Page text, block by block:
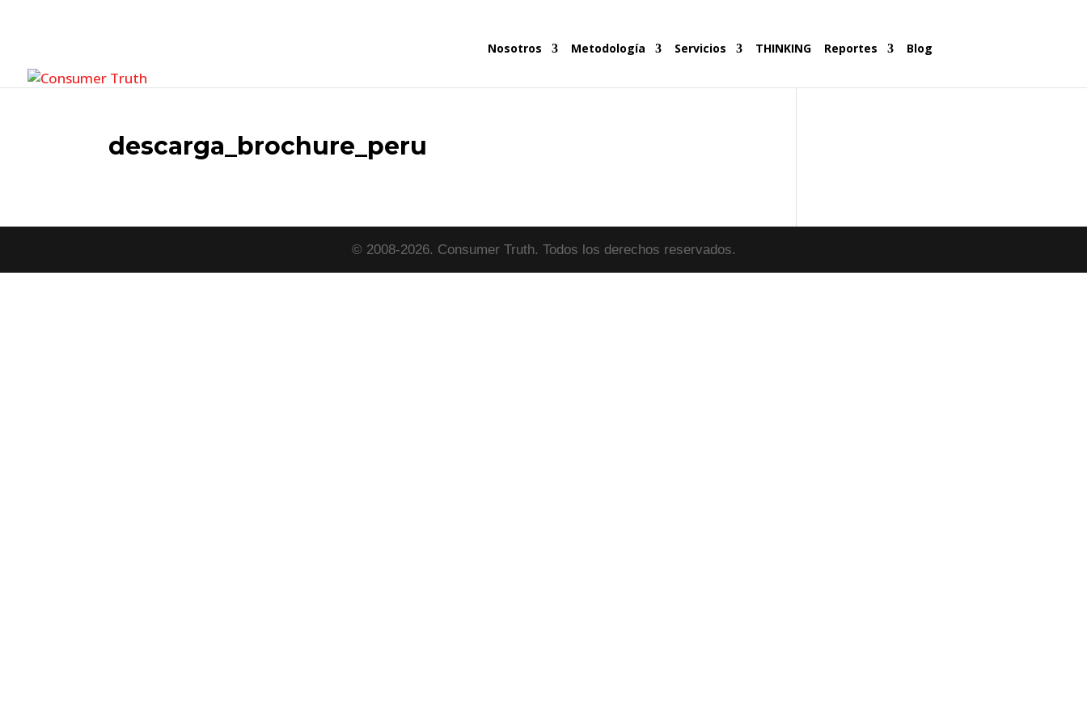
Nosotros Metodología Servicios THINKING Reportes Blog
descarga_brochure_peru
© 2008-2026. Consumer Truth. Todos los derechos reservados.